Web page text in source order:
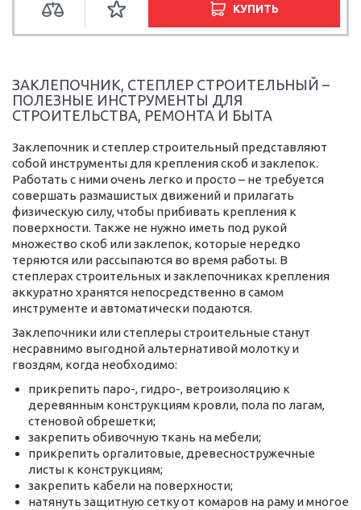
КУПИТЬ
ЗАКЛЕПОЧНИК, СТЕПЛЕР СТРОИТЕЛЬНЫЙ –
ПОЛЕЗНЫЕ ИНСТРУМЕНТЫ ДЛЯ
СТРОИТЕЛЬСТВА, РЕМОНТА И БЫТА
Заклепочник и степлер строительный представляют
собой инструменты для крепления скоб и заклепок.
Работать с ними очень легко и просто – не требуется
совершать размашистых движений и прилагать
физическую силу, чтобы прибивать крепления к
поверхности. Также не нужно иметь под рукой
множество скоб или заклепок, которые нередко
теряются или рассыпаются во время работы. В
степлерах строительных и заклепочниках крепления
аккуратно хранятся непосредственно в самом
инструменте и автоматически подаются.
Заклепочники или степлеры строительные станут
несравнимо выгодной альтернативой молотку и
гвоздям, когда необходимо:
прикрепить паро-, гидро-, ветроизоляцию к
деревянным конструкциям кровли, пола по лагам,
стеновой обрешетки;
закрепить обивочную ткань на мебели;
прикрепить оргалитовые, древесностружечные
листы к конструкциям;
закрепить кабели на поверхности;
натянуть защитную сетку от комаров на раму и многое